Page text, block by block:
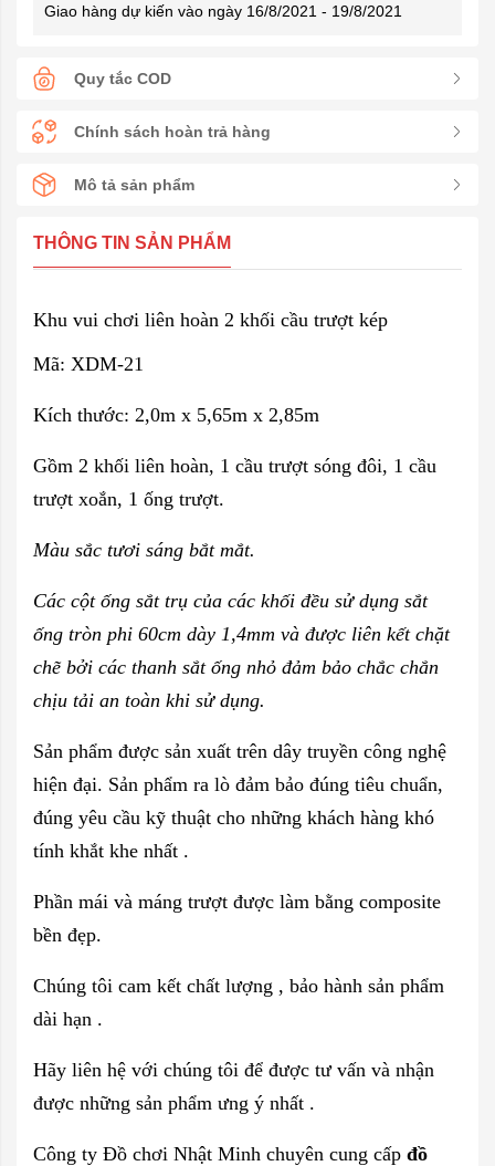
Giao hàng dự kiến vào ngày 16/8/2021 - 19/8/2021
Quy tắc COD
Chính sách hoàn trả hàng
Mô tả sản phẩm
THÔNG TIN SẢN PHẨM
Khu vui chơi liên hoàn 2 khối cầu trượt kép
Mã: XDM-21
Kích thước: 2,0m x 5,65m x 2,85m
Gồm 2 khối liên hoàn, 1 cầu trượt sóng đôi, 1 cầu
trượt xoắn, 1 ống trượt.
Màu sắc tươi sáng bắt mắt.
Các cột ống sắt trụ của các khối đều sử dụng sắt
ống tròn phi 60cm dày 1,4mm và được liên kết chặt
chẽ bởi các thanh sắt ống nhỏ đảm bảo chắc chắn
chịu tải an toàn khi sử dụng.
Sản phẩm được sản xuất trên dây truyền công nghệ
hiện đại. Sản phẩm ra lò đảm bảo đúng tiêu chuẩn,
đúng yêu cầu kỹ thuật cho những khách hàng khó
tính khắt khe nhất .
Phần mái và máng trượt được làm bằng composite
bền đẹp.
Chúng tôi cam kết chất lượng , bảo hành sản phẩm
dài hạn .
Hãy liên hệ với chúng tôi để được tư vấn và nhận
được những sản phẩm ưng ý nhất .
Công ty Đồ chơi Nhật Minh chuyên cung cấp đồ